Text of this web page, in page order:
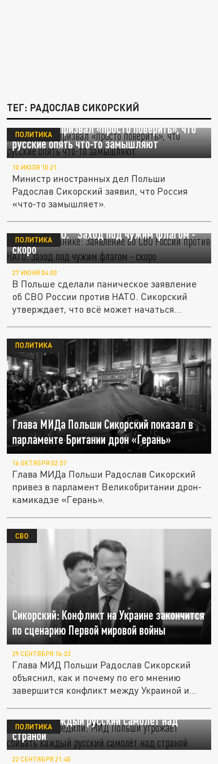
ТЕГ: РАДОСЛАВ СИКОРСКИЙ
Сикорский призвал «просто поверить», что
русские опять что-то замышляют
ПОЛИТИКА
10 ИЮЛЯ 10:21
Министр иностранных дел Польши
Радослав Сикорский заявил, что Россия
«что-то замышляет».
Польша в панике: Заявление об СВО России
против НАТО. "Заход под чужим флагом -
скоро"
ПОЛИТИКА
27 ИЮНЯ 04:00
В Польше сделали паническое заявление
об СВО России против НАТО. Сикорский
утверждает, что всё может начаться...
Глава МИДа Польши Сикорский показал в
парламенте Британии дрон «Герань»
ПОЛИТИКА
16 ОКТЯБРЯ 02:57
Глава МИДа Польши Радослав Сикорский
привез в парламент Великобритании дрон-
камикадзе «Герань».
Сикорский: Конфликт на Украине закончится
по сценарию Первой мировой войны
СВО
29 СЕНТЯБРЯ 16:33
Глава МИД Польши Радослав Сикорский
объяснил, как и почему по его мнению
завершится конфликт между Украиной и...
Вас предупредили: МИД Польши угрожает
сбивать каждый русский самолёт над
страной
ПОЛИТИКА
22 СЕНТЯБРЯ 21:40